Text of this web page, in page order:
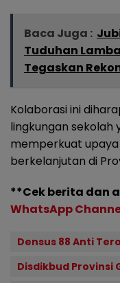
Baca Juga :
Tuduhan
Tegaskan
Kolaborasi ini
lingkungan sekolah
memperkuat upaya
berkelanjutan di
**Cek berita dan
WhatsApp Channel
Densus 88 Anti
Disdikbud Provinsi